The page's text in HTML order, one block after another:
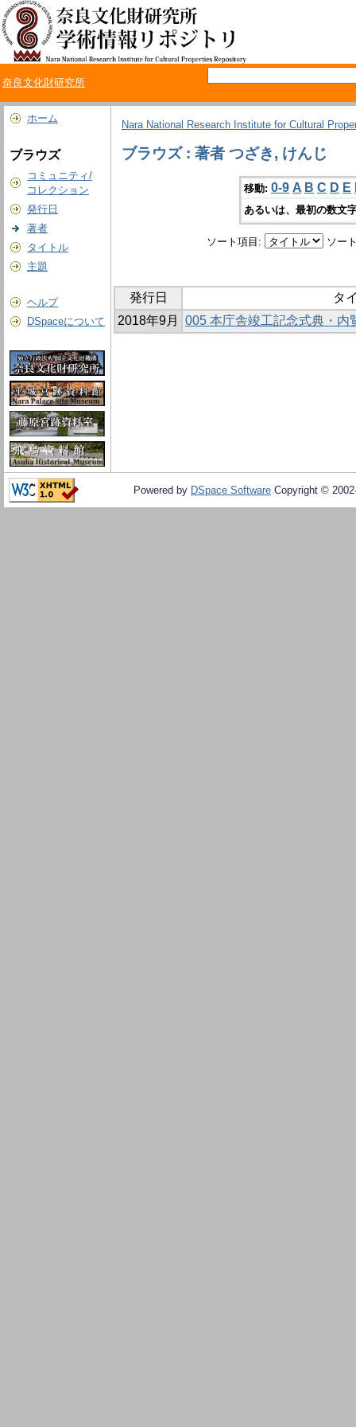
奈良文化財研究所
ホーム
ブラウズ
コミュニティ/
コレクション
発行日
著者
タイトル
主題
ヘルプ
DSpaceについて
Nara National Research Institute for Cultural
ブラウズ : 著者 つざき, けんじ
移動: 0-9 A B C D E
あるいは、最初の数文
ソート項目: ソー
発行日
タ
2018年9月
005 本庁舎竣工記念式典・内
Powered by DSpace Software Copyright ©